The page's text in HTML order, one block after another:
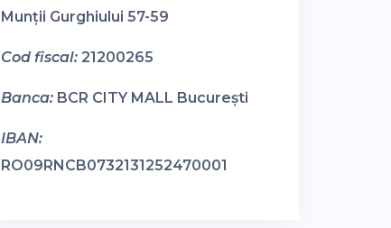
Munții Gurghiului 57-59
Cod fiscal: 21200265
Banca: BCR CITY MALL București
IBAN:
RO09RNCB0732131252470001